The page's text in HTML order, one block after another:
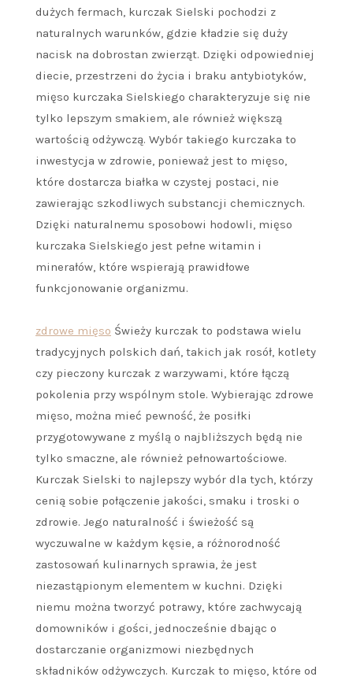
dużych fermach, kurczak Sielski pochodzi z
naturalnych warunków, gdzie kładzie się duży
nacisk na dobrostan zwierząt. Dzięki odpowiedniej
diecie, przestrzeni do życia i braku antybiotyków,
mięso kurczaka Sielskiego charakteryzuje się nie
tylko lepszym smakiem, ale również większą
wartością odżywczą. Wybór takiego kurczaka to
inwestycja w zdrowie, ponieważ jest to mięso,
które dostarcza białka w czystej postaci, nie
zawierając szkodliwych substancji chemicznych.
Dzięki naturalnemu sposobowi hodowli, mięso
kurczaka Sielskiego jest pełne witamin i
minerałów, które wspierają prawidłowe
funkcjonowanie organizmu.
zdrowe mięso Świeży kurczak to podstawa wielu
tradycyjnych polskich dań, takich jak rosół, kotlety
czy pieczony kurczak z warzywami, które łączą
pokolenia przy wspólnym stole. Wybierając zdrowe
mięso, można mieć pewność, że posiłki
przygotowywane z myślą o najbliższych będą nie
tylko smaczne, ale również pełnowartościowe.
Kurczak Sielski to najlepszy wybór dla tych, którzy
cenią sobie połączenie jakości, smaku i troski o
zdrowie. Jego naturalność i świeżość są
wyczuwalne w każdym kęsie, a różnorodność
zastosowań kulinarnych sprawia, że jest
niezastąpionym elementem w kuchni. Dzięki
niemu można tworzyć potrawy, które zachwycają
domowników i gości, jednocześnie dbając o
dostarczanie organizmowi niezbędnych
składników odżywczych. Kurczak to mięso, które od